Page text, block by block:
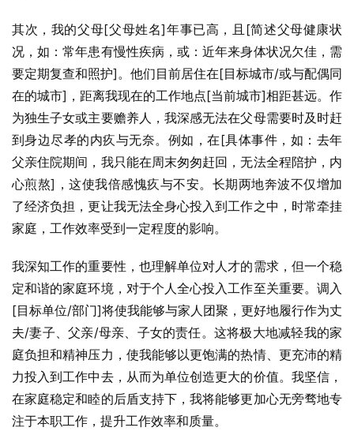
其次，我的父母[父母姓名]年事已高，且[简述父母健康状
况，如：常年患有慢性疾病，或：近年来身体状况欠佳，需
要定期复查和照护]。他们目前居住在[目标城市/或与配偶同
在的城市]，距离我现在的工作地点[当前城市]相距甚远。作
为独生子女或主要赡养人，我深感无法在父母需要时及时赶
到身边尽孝的内疚与无奈。例如，在[具体事件，如：去年
父亲住院期间，我只能在周末匆匆赶回，无法全程陪护，内
心煎熬]，这使我倍感愧疚与不安。长期两地奔波不仅增加
了经济负担，更让我无法全身心投入到工作之中，时常牵挂
家庭，工作效率受到一定程度的影响。
我深知工作的重要性，也理解单位对人才的需求，但一个稳
定和谐的家庭环境，对于个人全心投入工作至关重要。调入
[目标单位/部门]将使我能够与家人团聚，更好地履行作为丈
夫/妻子、父亲/母亲、子女的责任。这将极大地减轻我的家
庭负担和精神压力，使我能够以更饱满的热情、更充沛的精
力投入到工作中去，从而为单位创造更大的价值。我坚信，
在家庭稳定和睦的后盾支持下，我将能够更加心无旁骛地专
注于本职工作，提升工作效率和质量。